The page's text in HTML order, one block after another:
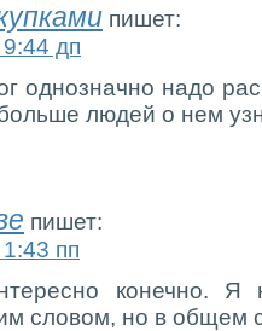
пишет:
дп
однозначно надо
людей о нем
пишет:
пп
конечно. Я
словом, но в общем